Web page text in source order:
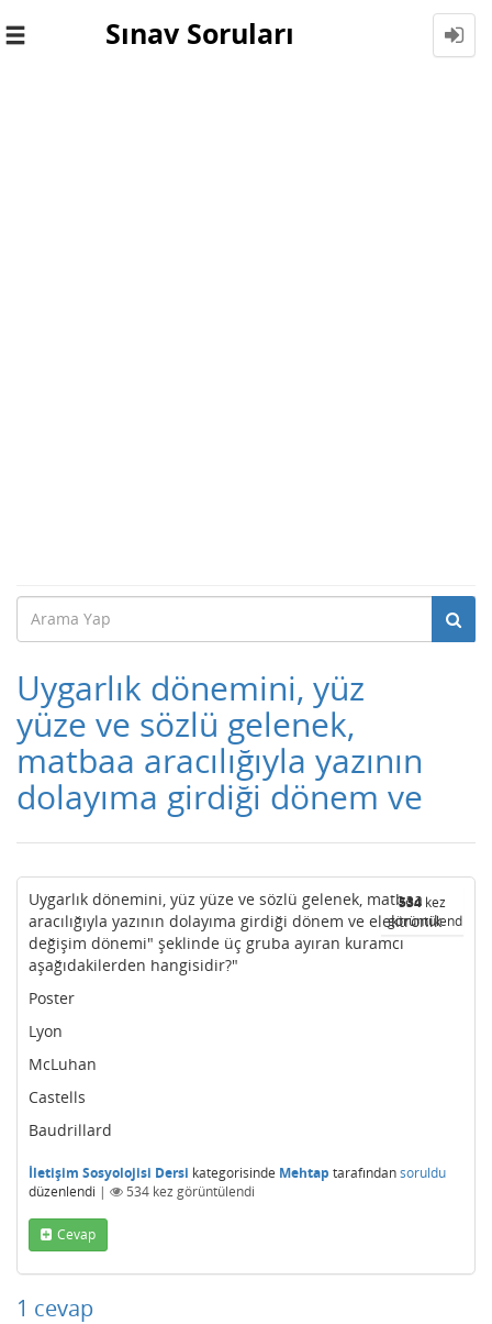
Toggle
Sınav Soruları
Uygarlık dönemini, yüz
yüze ve sözlü gelenek,
matbaa aracılığıyla yazının
dolayıma girdiği dönem ve
534 kez
görüntülendi
Uygarlık dönemini, yüz yüze ve sözlü gelenek, matbaa
aracılığıyla yazının dolayıma girdiği dönem ve elektronik
değişim dönemi" şeklinde üç gruba ayıran kuramcı
aşağıdakilerden hangisidir?"
Poster
Lyon
McLuhan
Castells
Baudrillard
İletişim Sosyolojisi Dersi kategorisinde Mehtap tarafındansoruldu
düzenlendi | 534 kez görüntülendi
Cevap
1 cevap